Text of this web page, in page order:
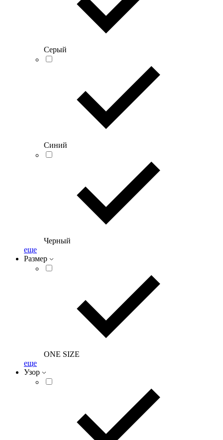
Серый
Синий
Черный
еще
Размер
ONE SIZE
еще
Узор